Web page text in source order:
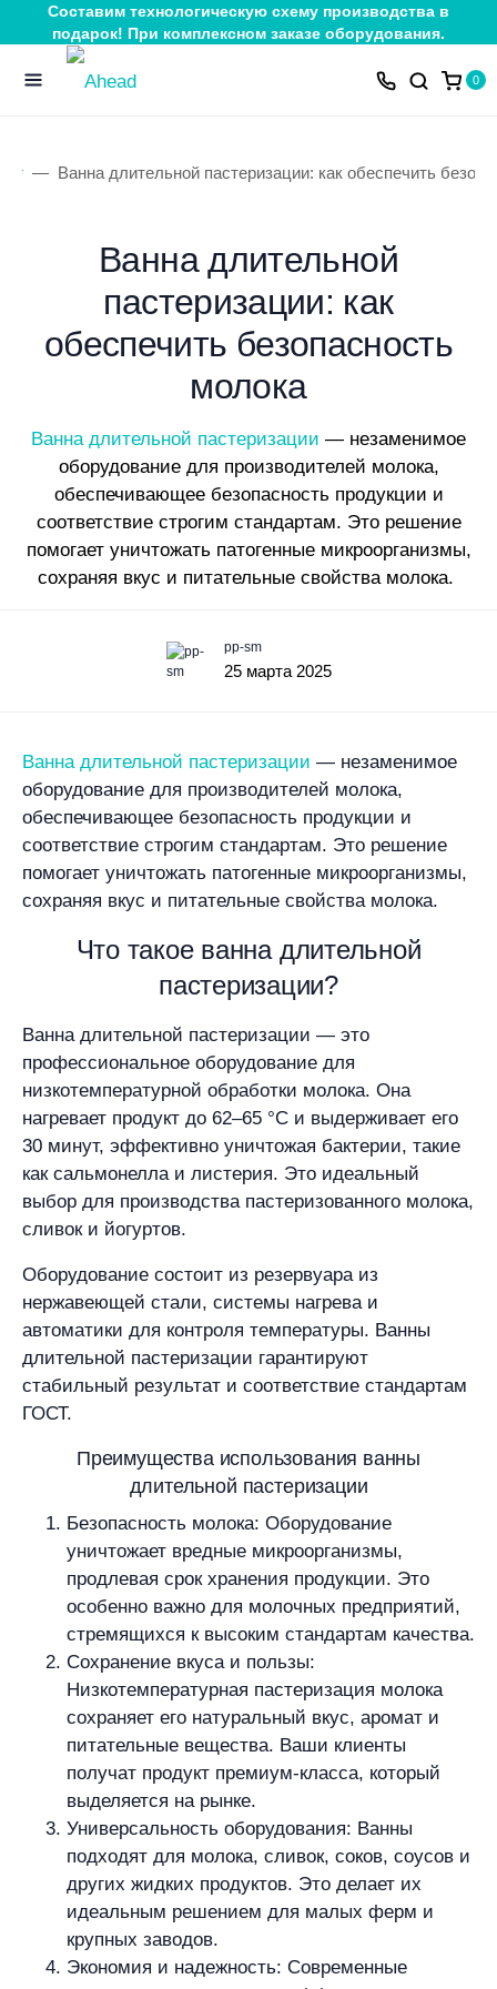
Составим технологическую схему производства в
подарок! При комплексном заказе оборудования.
0
Ванна длительной пастеризации: как обеспечить
Ванна длительной
пастеризации: как
обеспечить безопасность
молока
Ванна длительной пастеризации — незаменимое
оборудование для производителей молока,
обеспечивающее безопасность продукции и
соответствие строгим стандартам. Это решение
помогает уничтожать патогенные микроорганизмы,
сохраняя вкус и питательные свойства молока.
pp-sm
25 марта 2025
Ванна длительной пастеризации — незаменимое
оборудование для производителей молока,
обеспечивающее безопасность продукции и
соответствие строгим стандартам. Это решение
помогает уничтожать патогенные микроорганизмы,
сохраняя вкус и питательные свойства молока.
Что такое ванна длительной
пастеризации?
Ванна длительной пастеризации — это
профессиональное оборудование для
низкотемпературной обработки молока. Она
нагревает продукт до 62–65 °C и выдерживает его
30 минут, эффективно уничтожая бактерии, такие
как сальмонелла и листерия. Это идеальный
выбор для производства пастеризованного молока,
сливок и йогуртов.
Оборудование состоит из резервуара из
нержавеющей стали, системы нагрева и
автоматики для контроля температуры. Ванны
длительной пастеризации гарантируют
стабильный результат и соответствие стандартам
ГОСТ.
Преимущества использования ванны
длительной пастеризации
Безопасность молока: Оборудование
уничтожает вредные микроорганизмы,
продлевая срок хранения продукции. Это
особенно важно для молочных предприятий,
стремящихся к высоким стандартам качества.
Сохранение вкуса и пользы:
Низкотемпературная пастеризация молока
сохраняет его натуральный вкус, аромат и
питательные вещества. Ваши клиенты
получат продукт премиум-класса, который
выделяется на рынке.
Универсальность оборудования: Ванны
подходят для молока, сливок, соков, соусов и
других жидких продуктов. Это делает их
идеальным решением для малых ферм и
крупных заводов.
Экономия и надежность: Современные